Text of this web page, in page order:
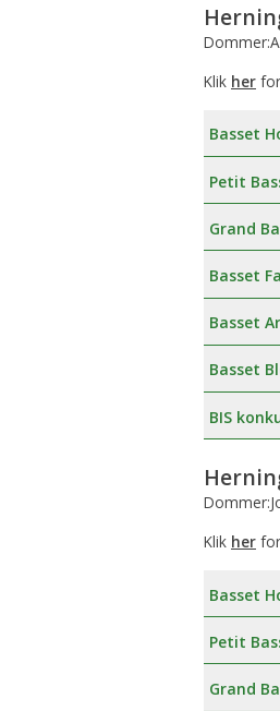
Klik her
Basset
Petit
Grand
Basset
Basset
Basset
BIS
Klik her
Basset
Petit
Grand